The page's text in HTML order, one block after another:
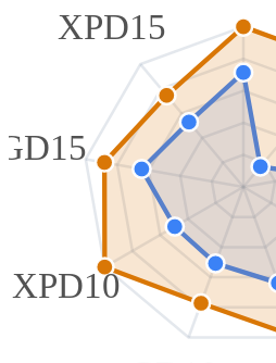
XPD10
XPD15